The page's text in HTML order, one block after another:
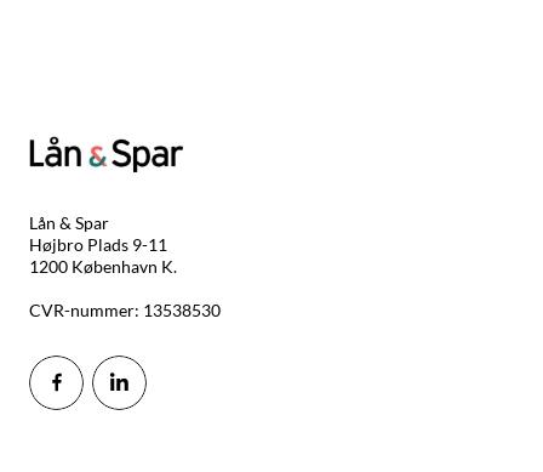
Lån & Spar
Højbro Plads 9-11
1200 København K.
CVR-nummer: 13538530